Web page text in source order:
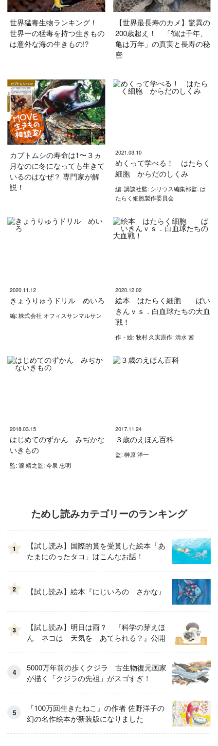
世界猛毒生物ランキング！
世界一の猛毒を持つ生きもの
は意外な海の生きもの!?
【世界最長寿のカメ】驚異の
200歳超え！ 「鶴は千年、
亀は万年」の真実と長寿の秘
密
カブトムシの寿命は1〜３ヵ
月なのに冬になっても生きて
いるのはなぜ？ 専門家が解
説！
2021.03.10
めくって学べる！ はたらく
細胞 からだのしくみ
編: 講談社監: シリウス編集部監: は
たらく細胞製作委員会
2020.11.12
きょうりゅうドリル めいろ
編: 株式会社 オフィスサンマルサン
2020.12.02
絵本 はたらく細胞 ばい
きんｖｓ．白血球たちの大血
戦！
作・絵: 牧村 久実原作: 清水 茜
2018.03.15
はじめてのずかん みぢかな
いきもの
監: 瀧 靖之監: 今泉 忠明
2017.11.24
３歳のえほん百科
監: 榊原 洋一
ためし読みカテゴリーのランキング
1
【試し読み】国際的賞を受賞した絵本「あ
たまにのったタコ」はこんなお話！
2 【試し読み】絵本『にじいろの さかな』
3
【試し読み】明日は雨？ 『科学の芽えほ
ん ネコは 天気を あてられる？』公開
5000万年前の歩くクジラ 古生物復元画家
が描く「クジラの先祖」がスゴすぎ！
『100万回生きたねこ』の作者 佐野洋子の
幻の名作絵本が新装版になりました